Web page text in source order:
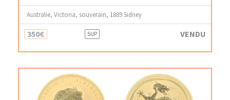
Australie, Victoria, souverain, 1889 Sidney
350€ SUP VENDU